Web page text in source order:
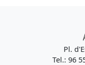
Pl.
Tel.: 96